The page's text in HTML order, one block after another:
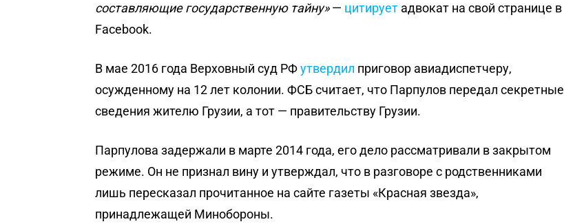
составляющие государственную тайну»— цитирует адвокат на свой странице в
Facebook.
В мае 2016 года Верховный суд РФутвердил приговор авиадиспетчеру,
осужденному на 12 лет колонии. ФСБ считает, что Парпулов передал секретные
сведения жителю Грузии, а тот — правительству Грузии.
Парпулова задержали в марте 2014 года, его дело рассматривали в закрытом
режиме. Он не признал вину и утверждал, что в разговоре с родственниками
лишь пересказал прочитанное на сайте газеты «Красная звезда»,
принадлежащей Минобороны.